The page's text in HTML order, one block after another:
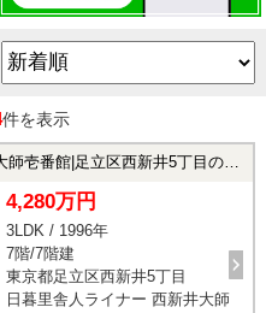
件を表示
|足立区西新井5丁目の中古マンション
4,280万円
3LDK / 1996年
7階/7階建
東京都足立区西新井5丁目
日暮里舎人ライナー 西新井大師